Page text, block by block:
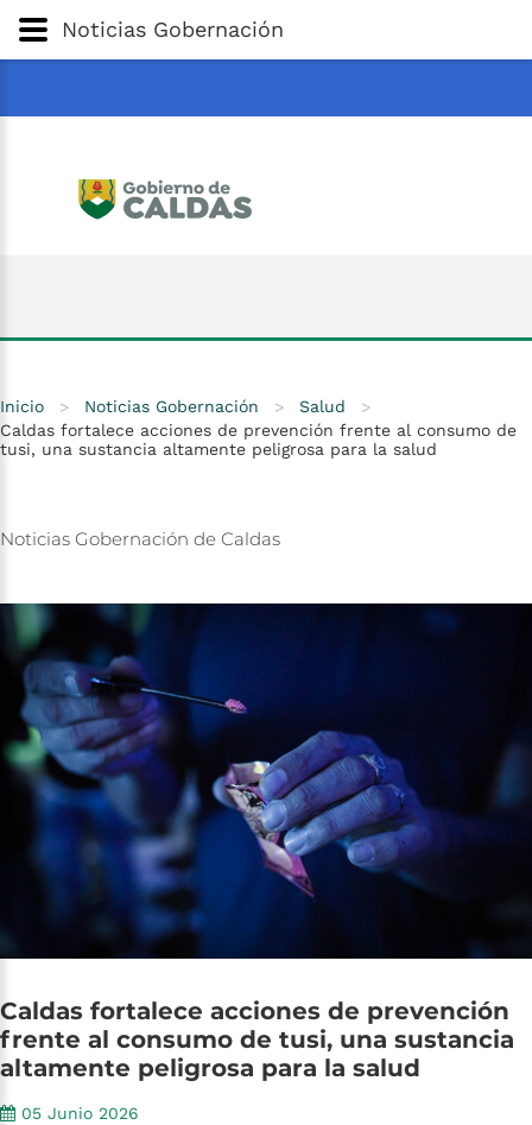
Gobernación de
Noticias Gobernación
Inicio > Noticias Gobernación > Salud
>
Caldas fortalece acciones de prevención frente al consumo de
tusi, una sustancia altamente peligrosa para la salud
Noticias Gobernación de Caldas
Caldas fortalece acciones de prevención
frente al consumo de tusi, una sustancia
altamente peligrosa para la salud
05 Junio 2026